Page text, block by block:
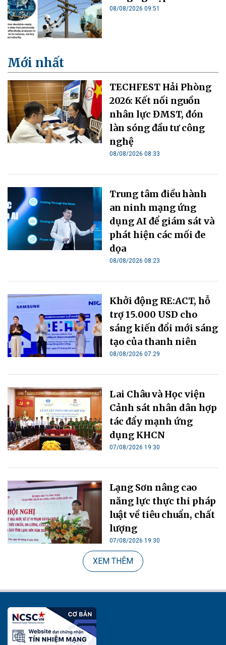
08/08/2026 09:51
Mới nhất
TECHFEST Hải Phòng
2026: Kết nối nguồn
nhân lực ĐMST, đón
làn sóng đầu tư công
nghệ
08/08/2026 08:33
Trung tâm điều hành
an ninh mạng ứng
dụng AI để giám sát và
phát hiện các mối đe
dọa
08/08/2026 08:23
Khởi động RE:ACT, hỗ
trợ 15.000 USD cho
sáng kiến đổi mới sáng
tạo của thanh niên
08/08/2026 07:29
Lai Châu và Học viện
Cảnh sát nhân dân hợp
tác đẩy mạnh ứng
dụng KHCN
07/08/2026 19:30
Lạng Sơn nâng cao
năng lực thực thi pháp
luật về tiêu chuẩn, chất
lượng
07/08/2026 19:30
XEM THÊM